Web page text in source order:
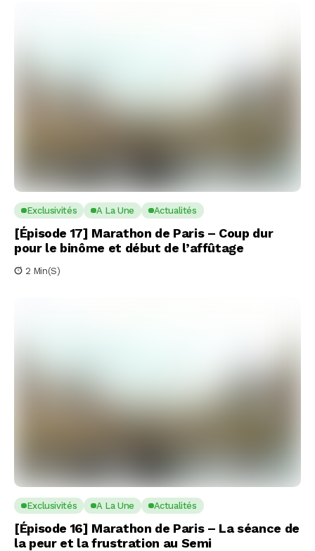
Exclusivités A La Une Actualités
[Épisode 17] Marathon de Paris – Coup dur
pour le binôme et début de l’affûtage
2 Min(s)
Exclusivités A La Une Actualités
[Épisode 16] Marathon de Paris – La séance de
la peur et la frustration au Semi